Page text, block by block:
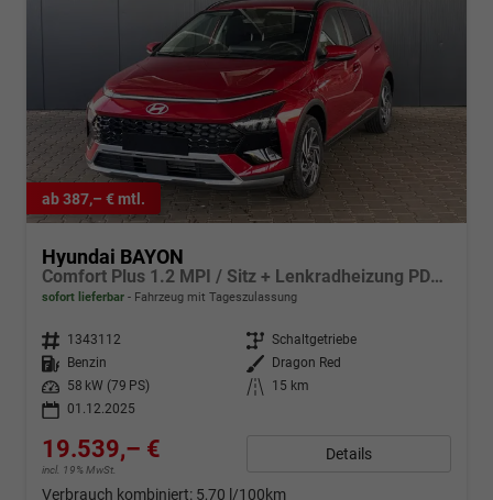
ab 387,– € mtl.
Hyundai BAYON
Comfort Plus 1.2 MPI / Sitz + Lenkradheizung PDC V&H Kamera LED Tempomat Keyless Alu 16"
sofort lieferbar Fahrzeug mit Tageszulassung
Fahrzeugnr. 1343112 Getriebe Schaltgetriebe
Kraftstoff
Benzin Außenfarbe
Dragon Red
Leistung
58 kW (79 PS) Kilometerstand
15 km
01.12.2025
19.539,– €
incl. 19% MwSt.
Details
Verbrauch kombiniert: 5,70 l/100km